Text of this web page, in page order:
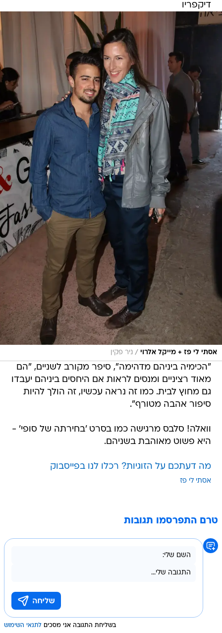
דיקפריו
אסתי לי פז + מייקל אלרוי / ניר פקין
"הכימיה ביניהם מדהימה", סיפר מקורב לשניים, "הם
מאוד רציניים ומנסים לראות אם היחסים ביניהם יעבדו
גם מחוץ לבית. כמו זה נראה עכשיו, זה הולך להיות
סיפור אהבה מטורף".
וואלה! סלבס מרגישה כמו בסרט 'בחירתה של סופי' -
היא פשוט מאוהבת בשניהם.
מה דעתכם על הזוגיות? רכלו לנו בפייסבוק
אסתי לי פז
טרם התפרסמו תגובות
בשליחת התגובה אני מסכים לתנאי השימוש